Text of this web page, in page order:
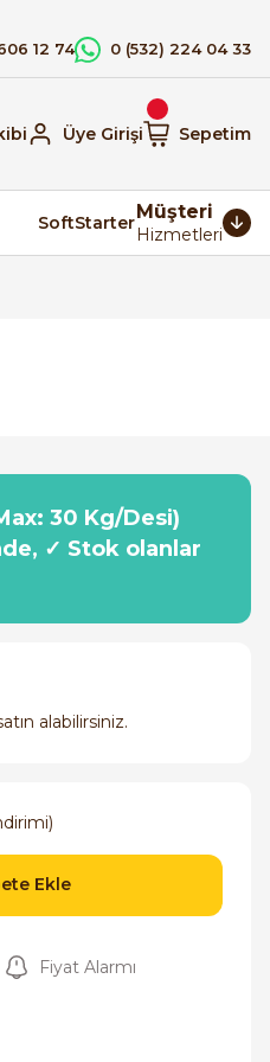
12 74 0 (532) 224 04 33
Üye Girişi Sepetim
SoftStarterMüşteri
Hizmetleri
30 Kg/Desi)
✓ Stok olanlar
alabilirsiniz.
Ekle
Fiyat Alarmı